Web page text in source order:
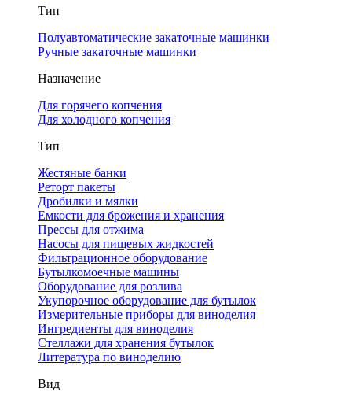
Тип
Полуавтоматические закаточные машинки
Ручные закаточные машинки
Назначение
Для горячего копчения
Для холодного копчения
Тип
Жестяные банки
Реторт пакеты
Дробилки и мялки
Емкости для брожения и хранения
Прессы для отжима
Насосы для пищевых жидкостей
Фильтрационное оборудование
Бутылкомоечные машины
Оборудование для розлива
Укупорочное оборудование для бутылок
Измерительные приборы для виноделия
Ингредиенты для виноделия
Стеллажи для хранения бутылок
Литература по виноделию
Вид